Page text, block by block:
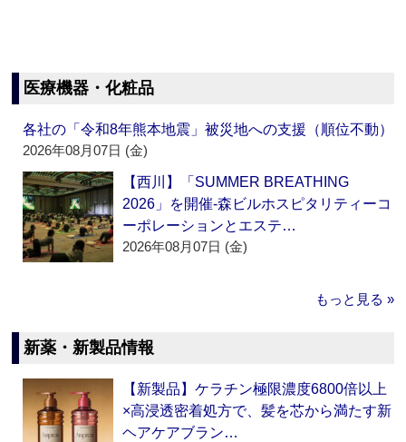
医療機器・化粧品
各社の「令和8年熊本地震」被災地への支援（順位不動）
2026年08月07日 (金)
【西川】「SUMMER BREATHING
2026」を開催‐森ビルホスピタリティーコ
ーポレーションとエステ…
2026年08月07日 (金)
もっと見る »
新薬・新製品情報
【新製品】ケラチン極限濃度6800倍以上
×高浸透密着処方で、髪を芯から満たす新
ヘアケアブラン…